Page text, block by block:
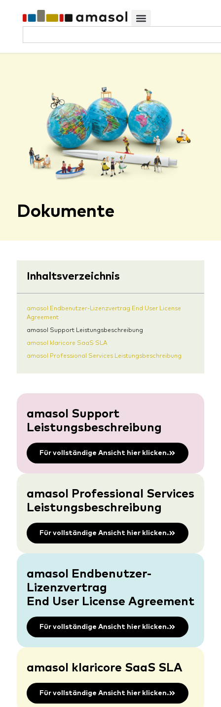
Dokumente
Inhaltsverzeichnis
amasol Endbenutzer-Lizenzvertrag End User License
Agreement
amasol Support Leistungsbeschreibung
amasol klaricore SaaS SLA
amasol Professional Services Leistungsbeschreibung
amasol Endbenutzer-
Lizenzvertrag
End User License Agreement
Für vollständige Ansicht hier klicken.
amasol Support
Leistungsbeschreibung
Für vollständige Ansicht hier klicken.
amasol klaricore SaaS SLA
Für vollständige Ansicht hier klicken.
amasol Professional Services
Leistungsbeschreibung
Für vollständige Ansicht hier klicken.